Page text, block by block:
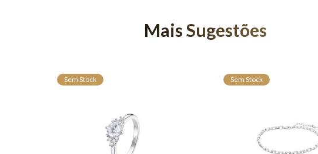
Mais Sugestões
Sem Stock Sem Stock